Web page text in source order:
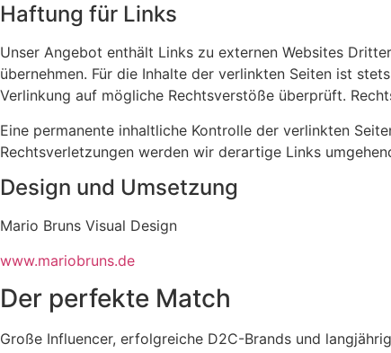
Haftung für Links
Unser Angebot enthält Links zu externen Websites
übernehmen. Für die Inhalte der verlinkten Seiten ist
Verlinkung auf mögliche Rechtsverstöße überprüft.
Eine permanente inhaltliche Kontrolle der verlinkten
Rechtsverletzungen werden wir derartige Links
Design und Umsetzung
Mario Bruns Visual Design
www.mariobruns.de
Der perfekte Match
Große Influencer, erfolgreiche D2C-Brands und